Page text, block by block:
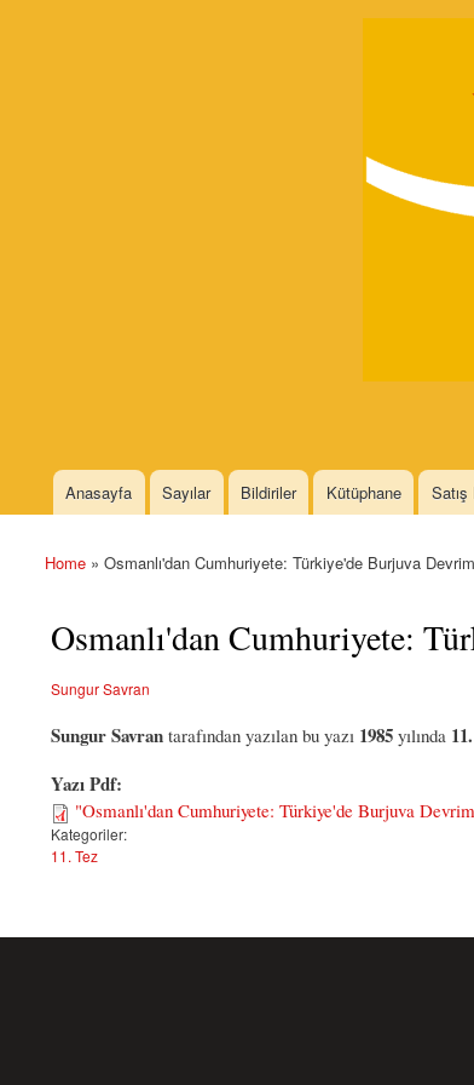
Main menu
Anasayfa Sayılar Bildiriler Kütüphane Satış
You are here
Home » Osmanlı'dan Cumhuriyete: Türkiye'de Burjuva
Osmanlı'dan Cumhuriyete:
Sungur Savran
Sungur Savran tarafından yazılan bu yazı 1985 yılında
Yazı Pdf:
"Osmanlı'dan Cumhuriyete: Türkiye'de Burjuva
Kategoriler:
11. Tez